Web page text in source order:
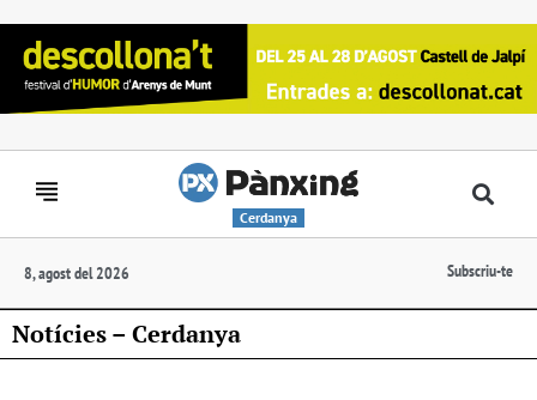
Cerdanya
8, agost del 2026 Subscriu-te
Notícies – Cerdanya